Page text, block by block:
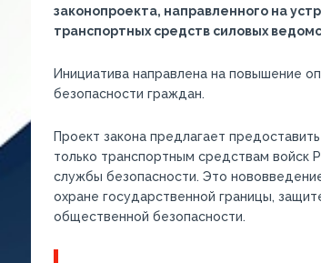
законопроекта, направленного на
транспортных средств силовых
Инициатива направлена на повышение
безопасности граждан.
Проект закона предлагает
только транспортным средствам
службы безопасности. Это
охране государственной границы,
общественной безопасности.